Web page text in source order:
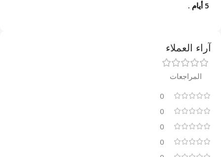
آراء العملاء
المراجعات
0
0
0
0